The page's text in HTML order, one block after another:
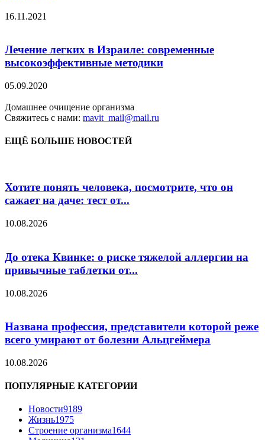
16.11.2021
Лечение легких в Израиле: современные
высокоэффективные методики
05.09.2020
Домашнее очищение организма
Свяжитесь с нами: mavit_mail@mail.ru
ЕЩЁ БОЛЬШЕ НОВОСТЕЙ
Хотите понять человека, посмотрите, что он
сажает на даче: тест от...
10.08.2026
До отека Квинке: о риске тяжелой аллергии на
привычные таблетки от...
10.08.2026
Названа профессия, представители которой реже
всего умирают от болезни Альцгеймера
10.08.2026
ПОПУЛЯРНЫЕ КАТЕГОРИИ
Новости9189
Жизнь1975
Строение организма1644